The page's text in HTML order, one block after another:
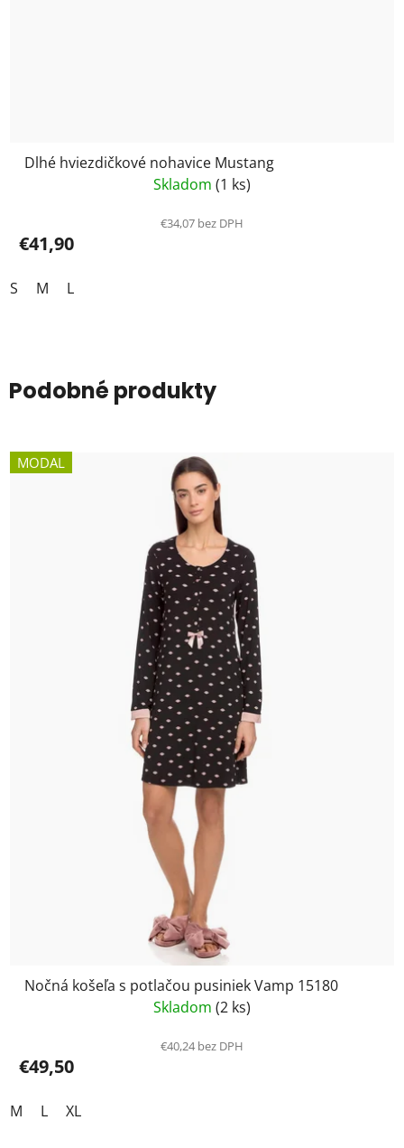
Dlhé hviezdičkové nohavice Mustang
Skladom (1 ks)
€34,07 bez DPH
€41,90
S M L
Podobné produkty
MODAL
Nočná košeľa s potlačou pusiniek Vamp 15180
Skladom (2 ks)
€40,24 bez DPH
€49,50
M L XL